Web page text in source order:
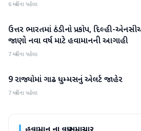
6 મહિના પહેલા
હવામાન
ઉત્તર ભારતમાં ઠંડીનો પ્રકોપ, દિલ્હી-
જાણો નવા વર્ષ માટે હવામાનની આગાહી
7 મહિના પહેલા
હવામાન
9 રાજ્યોમાં ગાઢ ધુમ્મસનું એલર્ટ જાહેર
7 મહિના પહેલા